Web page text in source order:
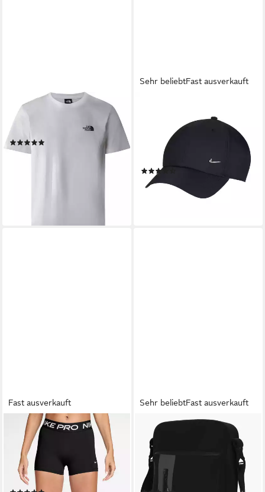
THE NORTH FACE
Kurzarmshirt M SS SIMPLE
DOME TEE TNF WHITE
27,00 €
Sehr beliebtFast ausverkauft
Baseball Cap U NK DF CLUB
CAP U CB MTSWSH L mit
gebogenem Schirm,
mittelhohe Passform, aus
Polyester
27,99 €
lieferbar - in 2-3 Werktagen bei dir
Fast ausverkauft
NIKE
Trainingstights W NP DF 365
MR 3IN SHORT USM
sportlicher Stil, leichtes und
geschmeidiges Material
Sehr beliebtFast ausverkauft
NIKE SPORTSWEAR
Umhängetasche ELEMENTAL
CROSSBODY, sportlicher Stil,
aus Kunstfaser, mit
Reißverschluss, mit